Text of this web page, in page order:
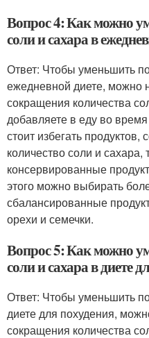
Вопрос 4: Как можно
соли и сахара в
Ответ: Чтобы уменьшить
ежедневной диете, можно
сокращения количества
добавляете в еду во
стоит избегать
количество соли и сахара,
консервированные
этого можно выбирать
сбалансированные
орехи и семечки.
Вопрос 5: Как можно
соли и сахара в диете
Ответ: Чтобы уменьшить
диете для похудения,
сокращения количества